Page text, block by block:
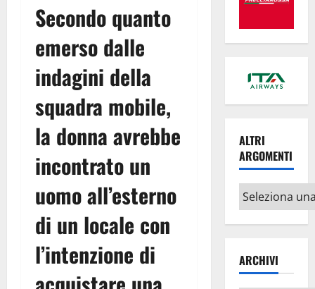
Secondo quanto
emerso dalle
indagini della
squadra mobile,
la donna avrebbe
incontrato un
uomo all’esterno
di un locale con
l’intenzione di
ALTRI
ARGOMENTI
Altri
argomenti
ARCHIVI